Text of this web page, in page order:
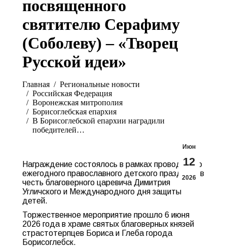
посвященного
святителю Серафиму
(Соболеву) – «Творец
Русской идеи»
Главная
Pегиональные новости
Российская Федерация
Воронежская митрополия
Борисоглебская епархия
В Борисоглебской епархии наградили
победителей…
Июн
12
2026
Награждение состоялось в рамках проводимого
ежегодного православного детского праздника в
честь благоверного царевича Димитрия
Угличского и Международного дня защиты
детей.
Торжественное мероприятие прошло 6 июня
2026 года в храме святых благоверных князей
страстотерпцев Бориса и Глеба города
Борисоглебск.